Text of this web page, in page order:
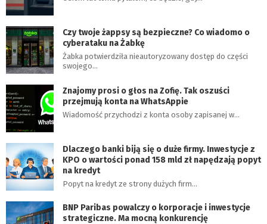
Czy twoje żappsy są bezpieczne? Co wiadomo o
cyberataku na Żabkę
Żabka potwierdziła nieautoryzowany dostęp do części
swojego…
Znajomy prosi o głos na Zofię. Tak oszuści
przejmują konta na WhatsAppie
Wiadomość przychodzi z konta osoby zapisanej w…
Dlaczego banki biją się o duże firmy. Inwestycje z
KPO o wartości ponad 158 mld zł napędzają popyt
na kredyt
Popyt na kredyt ze strony dużych firm…
BNP Paribas powalczy o korporacje i inwestycje
strategiczne. Ma mocną konkurencję